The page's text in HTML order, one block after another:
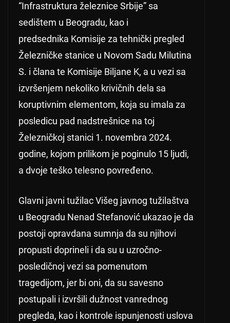
“Infrastruktura železnice Srbije” sa
sedištem u Beogradu, kao i
predsednika Komisije za tehnički pregled
Železničke stanice u Novom Sadu Milutina
S. i člana te Komisije Biljane K, a u vezi sa
izvršenjem nekoliko krivičnih dela sa
koruptivnim elementom, koja su imala za
posledicu pad nadstrešnice na toj
Železničkoj stanici 1. novembra 2024.
godine, kojom prilikom je poginulo 15 ljudi,
a dvoje teško telesno povređeno.
Glavni javni tužilac Višeg javnog tužilaštva
u Beogradu Nenad Stefanović ukazao je da
postoji opravdana sumnja da su njihovi
propusti doprineli i da su u uzročno-
posledičnoj vezi sa pomenutom
tragedijom, jer bi oni, da su savesno
postupali i izvršili dužnost vanrednog
pregleda, kao i kontrole ispunjenosti uslova